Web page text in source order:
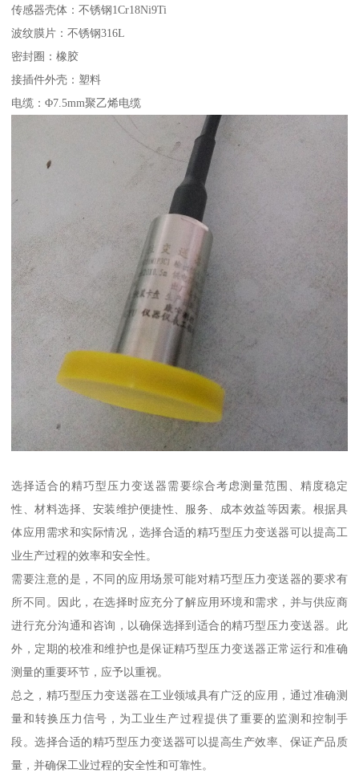
传感器壳体：不锈钢1Cr18Ni9Ti
波纹膜片：不锈钢316L
密封圈：橡胶
接插件外壳：塑料
电缆：Φ7.5mm聚乙烯电缆
选择适合的精巧型压力变送器需要综合考虑测量范围、精度稳定
性、材料选择、安装维护便捷性、服务、成本效益等因素。根据具
体应用需求和实际情况，选择合适的精巧型压力变送器可以提高工
业生产过程的效率和安全性。
需要注意的是，不同的应用场景可能对精巧型压力变送器的要求有
所不同。因此，在选择时应充分了解应用环境和需求，并与供应商
进行充分沟通和咨询，以确保选择到适合的精巧型压力变送器。此
外，定期的校准和维护也是保证精巧型压力变送器正常运行和准确
测量的重要环节，应予以重视。
总之，精巧型压力变送器在工业领域具有广泛的应用，通过准确测
量和转换压力信号，为工业生产过程提供了重要的监测和控制手
段。选择合适的精巧型压力变送器可以提高生产效率、保证产品质
量，并确保工业过程的安全性和可靠性。